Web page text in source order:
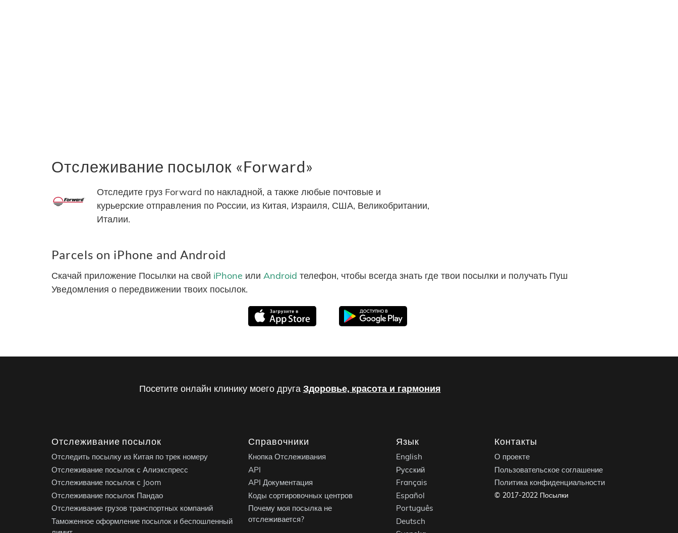
Отслеживание посылок «Forward»
Отследите груз Forward по накладной, а также любые почтовые и
курьерские отправления по России, из Китая, Израиля, США, Великобритании,
Италии.
Parcels on iPhone and Android
Скачай приложение Посылки на свой iPhone или Android телефон, чтобы всегда знать где твои посылки и получать Пуш
Уведомления о передвижении твоих посылок.
Посетите онлайн клинику моего друга Здоровье, красота и гармония
Отслеживание посылок
Отследить посылку из Китая по трек номеру
Отслеживание посылок с Алиэкспресс
Отслеживание посылок с Joom
Отслеживание посылок Пандао
Отслеживание грузов транспортных компаний
Таможенное оформление посылок и беспошленный
Справочники
Кнопка Отслеживания
API
API Документация
Коды сортировочных центров
Почему моя посылка не
отслеживается?
Язык
English
Русский
Français
Español
Português
Deutsch
Контакты
О проекте
Пользовательское соглашение
Политика конфиденциальности
© 2017-2022 Посылки